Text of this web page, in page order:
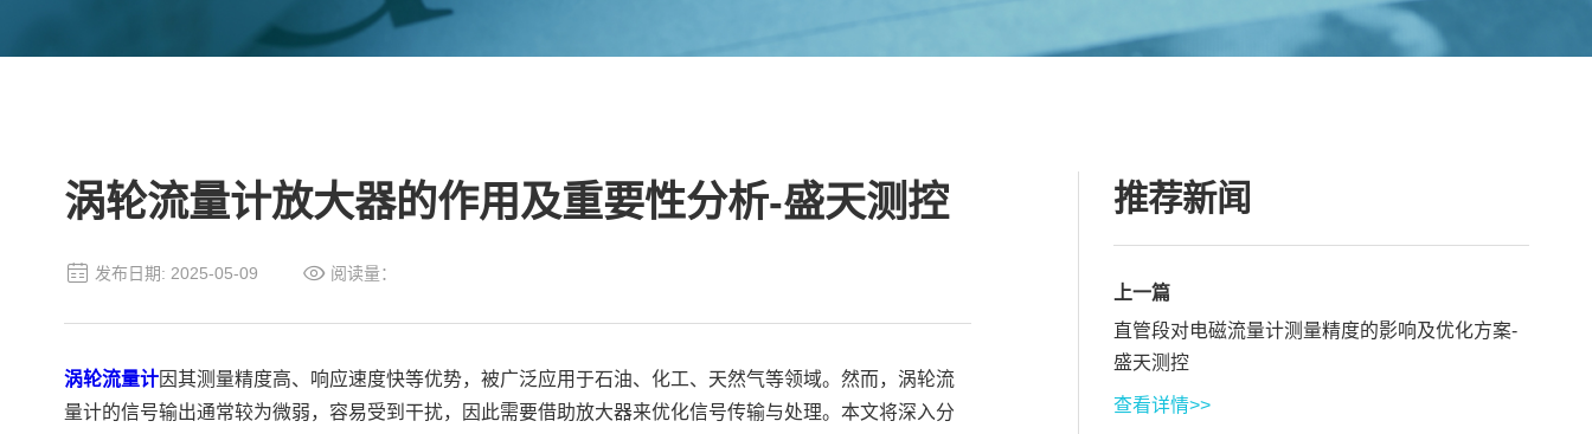
涡轮流量计放大器的作用及重要性分析-盛天测控
发布日期: 2025-05-09 阅读量：
涡轮流量计因其测量精度高、响应速度快等优势，被广泛应用于石油、化工、天然气等领域。然而，涡轮流
量计的信号输出通常较为微弱，容易受到干扰，因此需要借助放大器来优化信号传输与处理。本文将深入分
推荐新闻
上一篇
直管段对电磁流量计测量精度的影响及优化方案-
盛天测控
查看详情>>